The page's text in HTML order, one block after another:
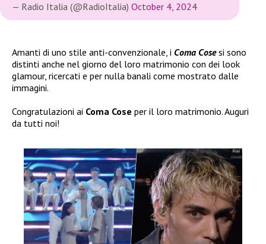
— Radio Italia (@RadioItalia) October 4, 2024
Amanti di uno stile anti-convenzionale, i Coma Cosesi sono
distinti anche nel giorno del loro matrimonio con dei look
glamour, ricercati e per nulla banali come mostrato dalle
immagini.
Congratulazioni ai Coma Cose per il loro matrimonio. Auguri
da tutti noi!